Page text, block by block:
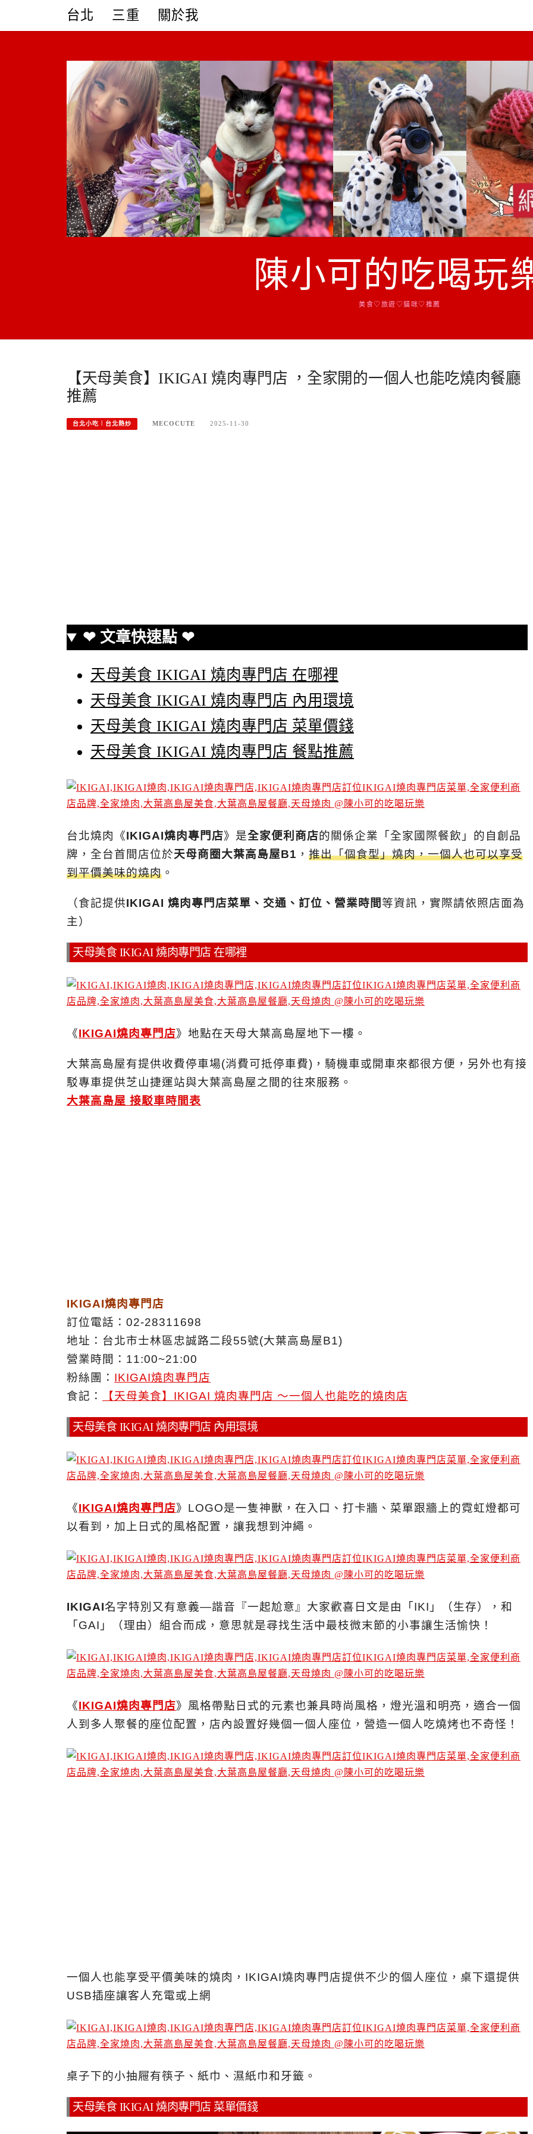
台北 三重 關於我
陳小可的吃喝玩
美食♡旅遊♡貓咪♡推薦
【天母美食】IKIGAI 燒肉專門店 ，全家開的一個人也能吃燒肉餐廳
推薦
台北小吃︱台北熱炒 MECOCUTE 2025-11-30
❤ 文章快速點 ❤
天母美食 IKIGAI 燒肉專門店 在哪裡
天母美食 IKIGAI 燒肉專門店 內用環境
天母美食 IKIGAI 燒肉專門店 菜單價錢
天母美食 IKIGAI 燒肉專門店 餐點推薦
台北燒肉《IKIGAI燒肉專門店》是全家便利商店的關係企業「全家國際餐飲」的自創品
牌，全台首間店位於天母商圈大葉高島屋B1 ， 推出「個食型」燒肉，一個人也可以享受
到平價美味的燒肉 。
（食記提供IKIGAI 燒肉專門店菜單、交通、訂位、營業時間 等資訊，實際請依照店面為
主）
天母美食 IKIGAI 燒肉專門店 在哪裡
《IKIGAI燒肉專門店》地點在天母大葉高島屋地下一樓。
大葉高島屋有提供收費停車場(消費可抵停車費)，騎機車或開車來都很方便，另外也有接
駁專車提供芝山捷運站與大葉高島屋之間的往來服務。
大葉高島屋 接駁車時間表
IKIGAI燒肉專門店
訂位電話：02-28311698
地址：台北市士林區忠誠路二段55號(大葉高島屋B1)
營業時間：11:00~21:00
粉絲團： IKIGAI燒肉專門店
食記：
【天母美食】IKIGAI 燒肉專門店 ～一個人也能吃的燒肉店
天母美食 IKIGAI 燒肉專門店 內用環境
《IKIGAI燒肉專門店》LOGO是一隻神獸，在入口、打卡牆、菜單跟牆上的霓虹燈都可
以看到，加上日式的風格配置，讓我想到沖繩。
IKIGAI名字特別又有意義—諧音『一起尬意』大家歡喜日文是由「IKI」（生存），和
「GAI」（理由）組合而成，意思就是尋找生活中最枝微末節的小事讓生活愉快！
《IKIGAI燒肉專門店》風格帶點日式的元素也兼具時尚風格，燈光溫和明亮，適合一個
人到多人聚餐的座位配置，店內設置好幾個一個人座位，營造一個人吃燒烤也不奇怪！
一個人也能享受平價美味的燒肉，IKIGAI燒肉專門店提供不少的個人座位，桌下還提供
USB插座讓客人充電或上網
桌子下的小抽屜有筷子、紙巾、濕紙巾和牙籤。
天母美食 IKIGAI 燒肉專門店 菜單價錢